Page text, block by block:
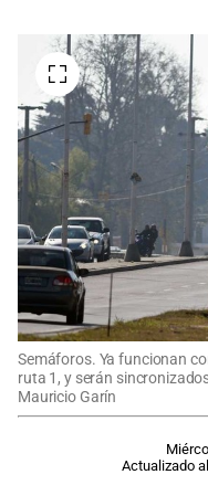
Semáforos. Ya funcionan
ruta 1, y serán
Mauricio Garín
Actualizado al